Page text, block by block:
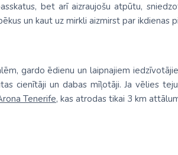
bet arī aizraujošu atpūtu,
un kaut uz mirkli aizmirst par ikdienas
gardo ēdienu un laipnajiem
cienītāji un dabas mīļotāji. Ja vēlies
Tenerife, kas atrodas tikai 3 km